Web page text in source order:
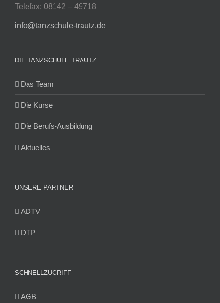
Telefax: 08142 – 49718
info@tanzschule-trautz.de
DIE TANZSCHULE TRAUTZ
Das Team
Die Kurse
Die Berufs-Ausbildung
Aktuelles
UNSERE PARTNER
ADTV
DTP
SCHNELLZUGRIFF
AGB